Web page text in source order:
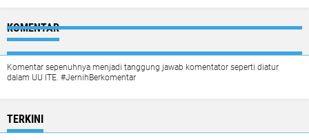
KOMENTAR
Komentar sepenuhnya menjadi tanggung jawab komentator seperti diatur
dalam UU ITE. #JernihBerkomentar
TERKINI